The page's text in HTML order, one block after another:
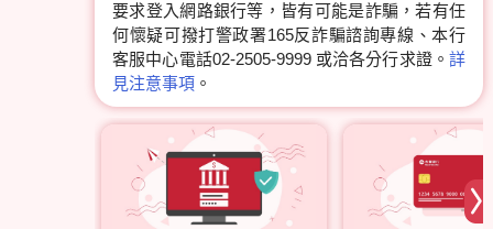
要求登入網路銀行等，皆有可能是詐騙，若有任
何懷疑可撥打警政署165反詐騙諮詢專線、本行
客服中心電話02-2505-9999 或洽各分行求證。 詳
見注意事項 。